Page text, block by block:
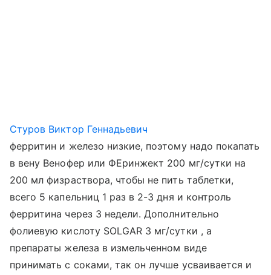
Стуров Виктор Геннадьевич
ферритин и железо низкие, поэтому надо покапать
в вену Венофер или ФЕринжект 200 мг/сутки на
200 мл физраствора, чтобы не пить таблетки,
всего 5 капельниц 1 раз в 2-3 дня и контроль
ферритина через 3 недели. Дополнительно
фолиевую кислоту SOLGAR 3 мг/сутки , а
препараты железа в измельченном виде
принимать с соками, так он лучше усваивается и